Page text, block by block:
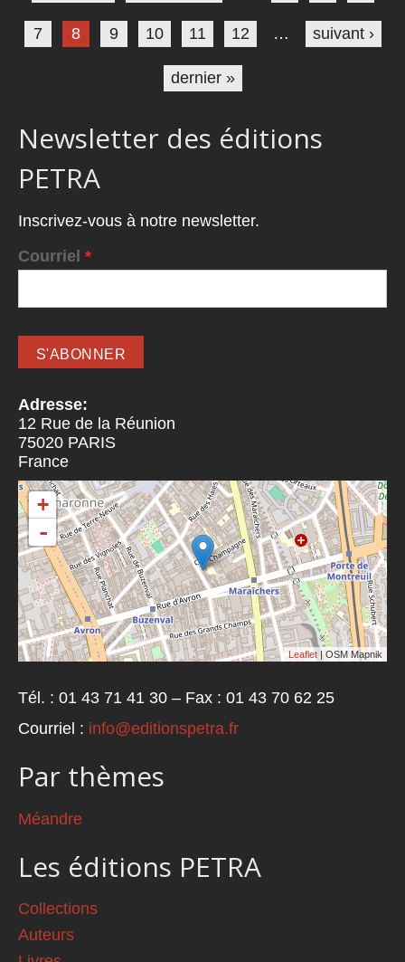
7 8 9 10 11 12 … suivant ›
dernier »
Newsletter des éditions
PETRA
Inscrivez-vous à notre newsletter.
Courriel *
Adresse:
12 Rue de la Réunion
75020 PARIS
France
+
-
Leaflet | OSM Mapnik
Tél. : 01 43 71 41 30 – Fax : 01 43 70 62 25
Courriel : info@editionspetra.fr
Par thèmes
Méandre
Les éditions PETRA
Collections
Auteurs